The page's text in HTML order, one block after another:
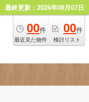
最終更新：2026年08月07日
00件
最近見た物件
00件
検討リスト